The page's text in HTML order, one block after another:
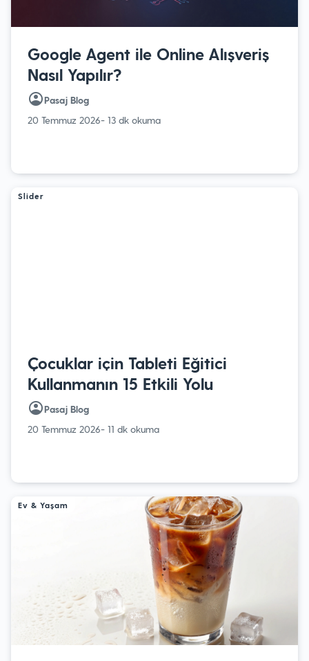
Google Agent ile Online Alışveriş
Nasıl Yapılır?
Pasaj Blog
20 Temmuz 2026- 13 dk okuma
Slider
Çocuklar için Tableti Eğitici
Kullanmanın 15 Etkili Yolu
Pasaj Blog
20 Temmuz 2026- 11 dk okuma
Ev & Yaşam